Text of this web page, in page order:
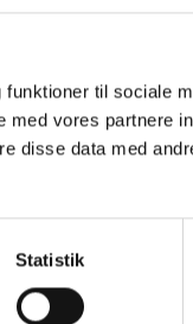
til sociale
vores partnere
disse data med
Statistik